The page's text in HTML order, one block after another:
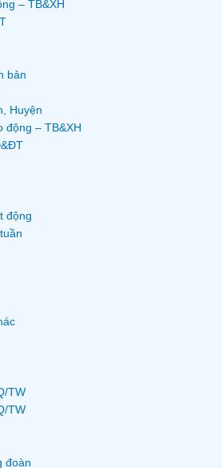
– TB&XH
bản
Huyện
động – TB&XH
động
TW
TW
đoàn